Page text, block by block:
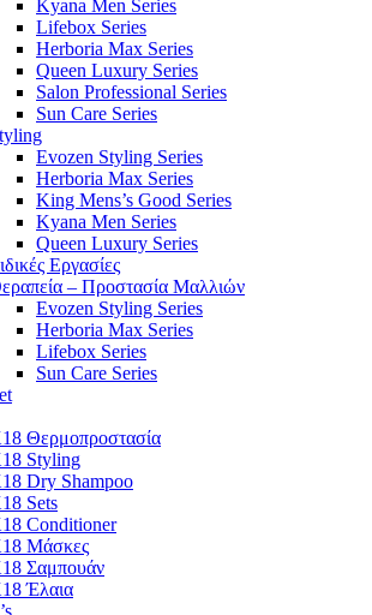
Kyana Men Series
Lifebox Series
Herboria Max Series
Queen Luxury Series
Salon Professional Series
Sun Care Series
Evozen Styling Series
Herboria Max Series
King Mens’s Good Series
Kyana Men Series
Queen Luxury Series
Εργασίες
– Προστασία Μαλλιών
Evozen Styling Series
Herboria Max Series
Lifebox Series
Sun Care Series
Θερμοπροστασία
Styling
Dry Shampoo
Sets
Conditioner
Μάσκες
Σαμπουάν
Έλαια